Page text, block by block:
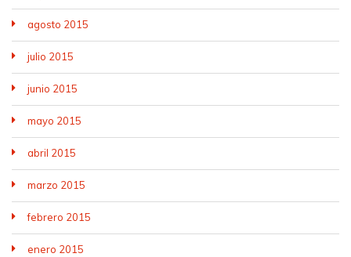
agosto 2015
julio 2015
junio 2015
mayo 2015
abril 2015
marzo 2015
febrero 2015
enero 2015